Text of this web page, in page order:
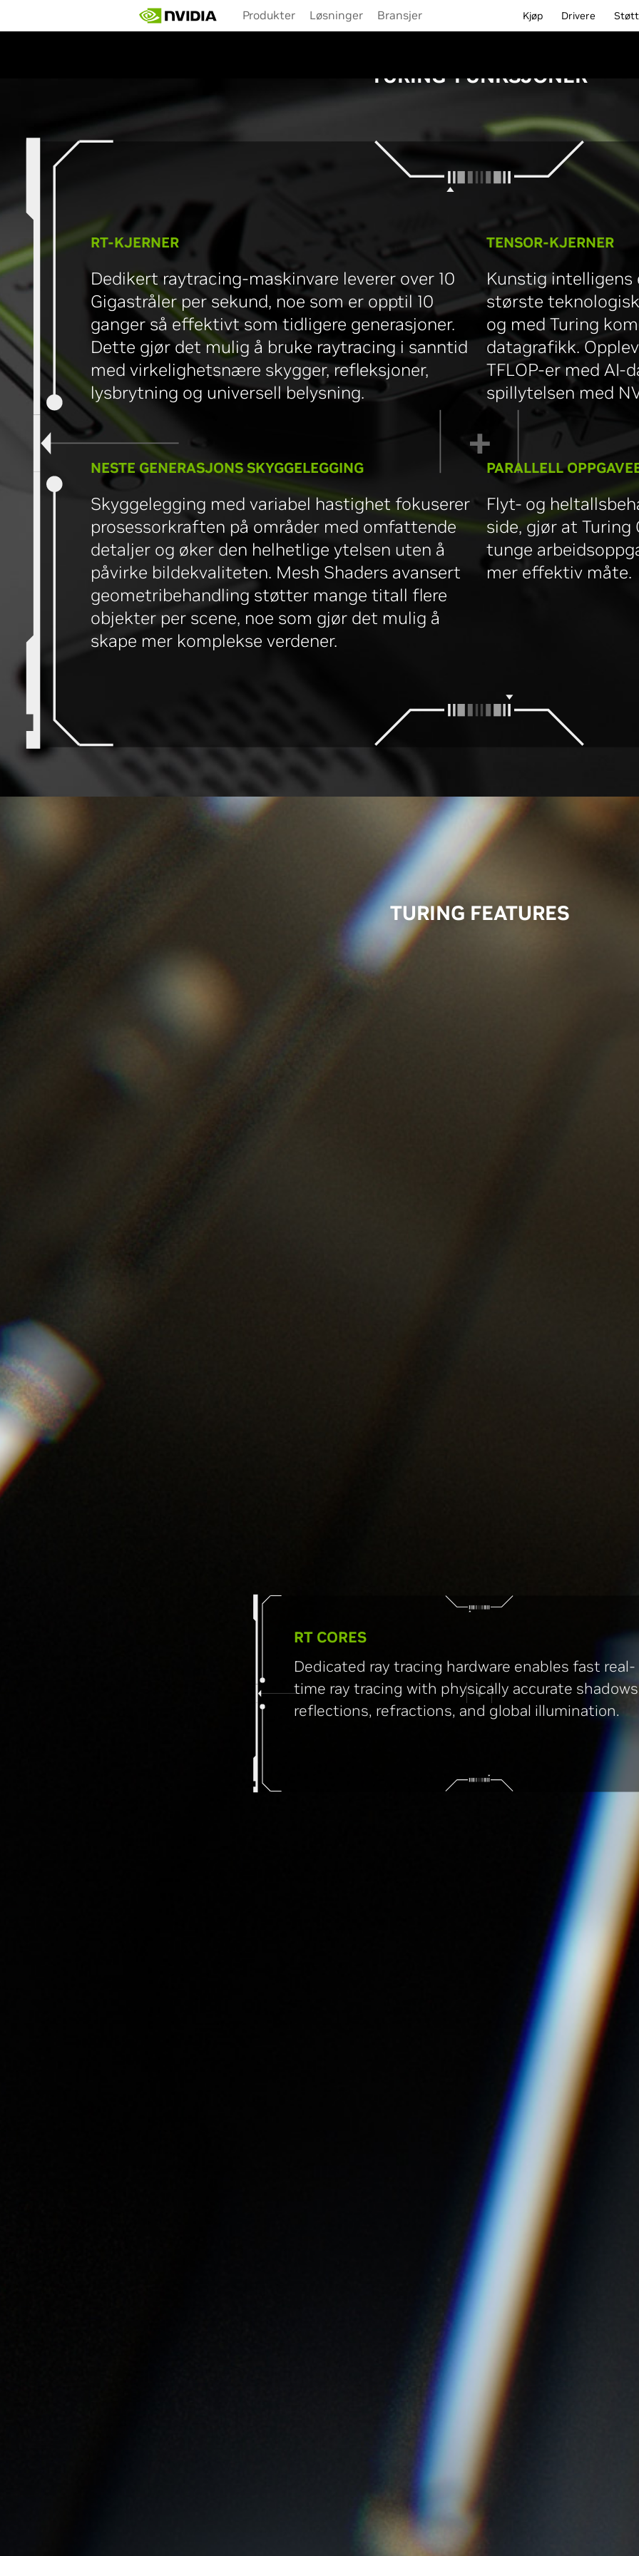
main
Produkter Løsninger Bransjer Kjøp Drivere
TURING-FUNKSJONER
RT-KJERNER
Dedikert raytracing-maskinvare leverer over 10
Gigastråler per sekund, noe som er opptil 10
ganger så effektivt som tidligere generasjoner.
Dette gjør det mulig å bruke raytracing i sanntid
med virkelighetsnære skygger, refleksjoner,
lysbrytning og universell belysning.
TENSOR-KJERNER
Kunstig
største
og med Turing
datagrafikk.
TFLOP-er med AI-
spillytelsen med
NESTE GENERASJONS SKYGGELEGGING
Skyggelegging med variabel hastighet fokuserer
prosessorkraften på områder med omfattende
detaljer og øker den helhetlige ytelsen uten å
påvirke bildekvaliteten. Mesh Shaders avansert
geometribehandling støtter mange titall flere
objekter per scene, noe som gjør det mulig å
skape mer komplekse verdener.
PARALLELL
Flyt- og
side, gjør at Turing
tunge
mer effektiv måte.
TURING FEATURES
RT CORES
Dedicated ray tracing hardware enables fast real-
time ray tracing with physically accurate
reflections, refractions, and global illumination.